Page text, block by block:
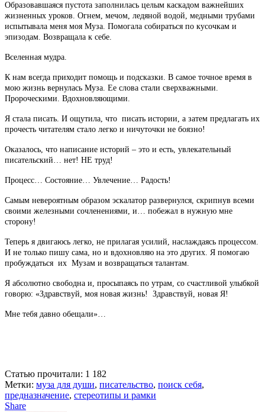
Образовавшаяся пустота заполнилась целым каскадом важнейших
жизненных уроков. Огнем, мечом, ледяной водой, медными трубами
испытывала меня моя Муза. Помогала собираться по кусочкам и
эпизодам. Возвращала к себе.
Вселенная мудра.
К нам всегда приходит помощь и подсказки. В самое точное время в
мою жизнь вернулась Муза. Ее слова стали сверхважными.
Пророческими. Вдохновляющими.
Я стала писать. И ощутила, что писать истории, а затем предлагать их
прочесть читателям стало легко и ничуточки не боязно!
Оказалось, что написание историй – это и есть, увлекательный
писательский… нет! НЕ труд!
Процесс… Состояние… Увлечение… Радость!
Самым невероятным образом эскалатор развернулся, скрипнув всеми
своими железными сочленениями, и… побежал в нужную мне
сторону!
Теперь я двигаюсь легко, не прилагая усилий, наслаждаясь процессом.
И не только пишу сама, но и вдохновляю на это других. Я помогаю
пробуждаться их Музам и возвращаться талантам.
Я абсолютно свободна и, просыпаясь по утрам, со счастливой улыбкой
говорю: «Здравствуй, моя новая жизнь! Здравствуй, новая Я!
Мне тебя давно обещали»…
Статью прочитали: 1 182
Метки: муза для души, писательство, поиск себя,
предназначение, стереотипы и рамки
Share